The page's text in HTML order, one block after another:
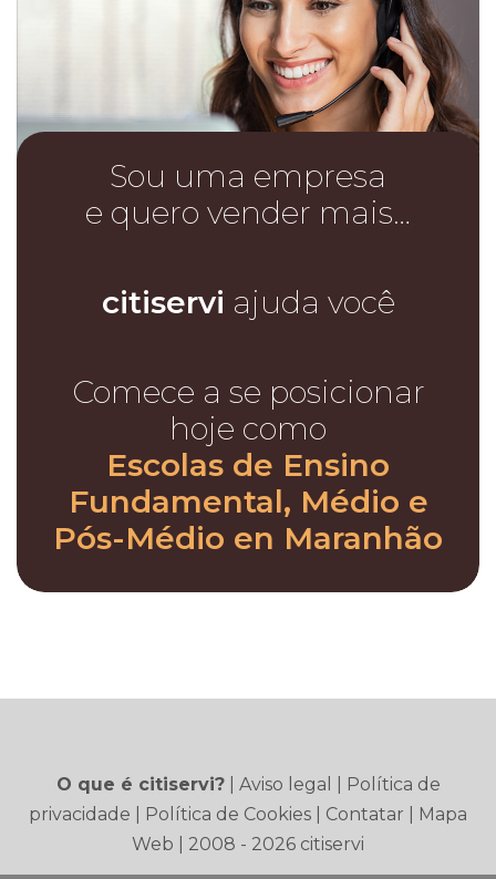
Sou uma empresa
e quero vender mais…
citiservi ajuda você
Comece a se posicionar
hoje como
Escolas de Ensino
Fundamental, Médio e
Pós-Médio en Maranhão
O que é citiservi?| Aviso legal
Política de
privacidade
Política de Cookies Contatar
Mapa
Web | 2008 - 2026 citiservi